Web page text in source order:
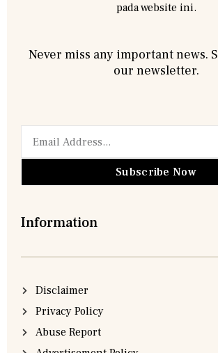
pada website ini.
Never miss any important news.
our newsletter.
Subscribe Now
Information
Disclaimer
Privacy Policy
Abuse Report